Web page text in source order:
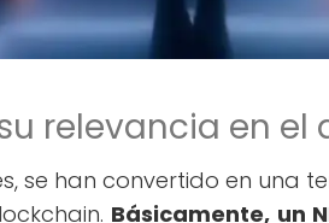
relevancia en
se han convertido en
Básicamente, un